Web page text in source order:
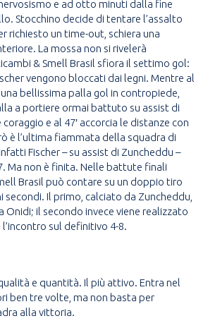
e ad otto minuti dalla fine
Stocchino decide di tentare l’assalto
richiesto un time-out, schiera una
La mossa non si rivelerà
& Smell Brasil sfiora il settimo gol:
vengono bloccati dai legni. Mentre al
una bellissima palla gol in contropiede,
a portiere ormai battuto su assist di
e al 47′ accorcia le distanze con
è l’ultima fiammata della squadra di
Fischer – su assist di Zuncheddu –
Ma non è finita. Nelle battute finali
Brasil può contare su un doppio tiro
secondi. Il primo, calciato da Zuncheddu,
Onidi; il secondo invece viene realizzato
l’incontro sul definitivo 4-8.
e quantità. Il più attivo. Entra nel
ben tre volte, ma non basta per
alla vittoria.